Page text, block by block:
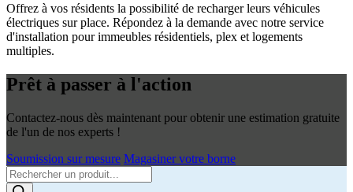
Offrez à vos résidents la possibilité de recharger leurs véhicules
électriques sur place. Répondez à la demande avec notre service
d'installation pour immeubles résidentiels, plex et logements
multiples.
Prêt à passer à l'action
Contactez-nous dès maintenant pour obtenir une estimation gratuite
de l'un de nos experts !
Soumission sur mesure Magasiner votre borne
Products
search